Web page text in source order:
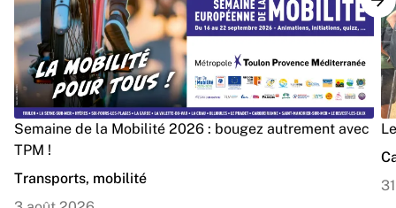
Semaine de la Mobilité 2026 : bougez autrement avec
TPM !
Transports, mobilité